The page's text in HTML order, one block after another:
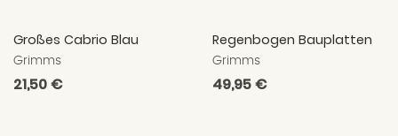
Großes Cabrio Blau
Grimms
Normaler
21,50 €
Regenbogen Bauplatten
Grimms
Normaler
49,95 €